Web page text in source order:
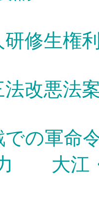
修生権
改悪法
の軍命
大江